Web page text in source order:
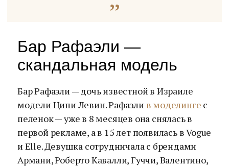
Бар Рафаэли —
скандальная модель
Бар Рафаэли — дочь известной в Израиле
модели Ципи Левин. Рафаэли в моделинге с
пеленок — уже в 8 месяцев она снялась в
первой рекламе, а в 15 лет появилась в Vogue
и Elle. Девушка сотрудничала с брендами
Армани, Роберто Кавалли, Гуччи, Валентино,